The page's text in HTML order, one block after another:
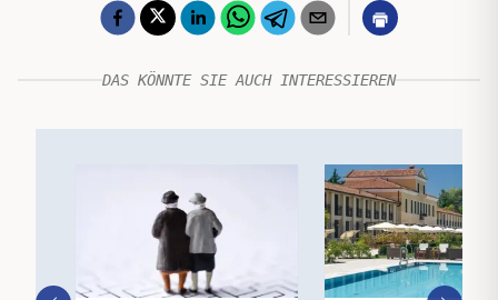
DAS KÖNNTE SIE AUCH INTERESSIEREN